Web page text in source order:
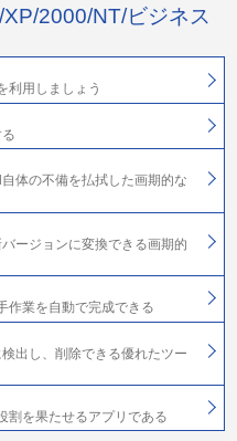
2000/NT/ビジネス
利用しましょう
体の不備を払拭した画期的な
ージョンに変換できる画期的
作業を自動で完成できる
出し、削除できる優れたツー
割を果たせるアプリである